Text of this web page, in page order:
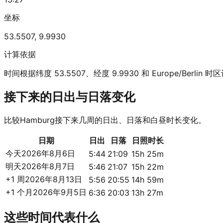
坐标
53.5507, 9.9930
计算依据
时间根据纬度 53.5507、经度 9.9930 和 Europe/Berlin 时区
接下来的日出与日落变化
比较Hamburg接下来几周的日出、日落和白昼时长变化。
日期 日出 日落
日照时长
今天2026年8月6日 5:44 21:09 15h 25m
明天2026年8月7日 5:46 21:07 15h 22m
+1 周2026年8月13日 5:56 20:55 14h 59m
+1 个月 2026年9月5日 6:36 20:03 13h 27m
这些时间代表什么